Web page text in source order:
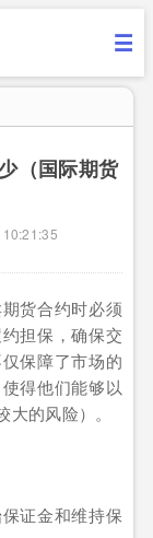
（国际期货
货合约时必须
担保，确保交
保障了市场的
得他们能够以
的风险）。
证金和维持保